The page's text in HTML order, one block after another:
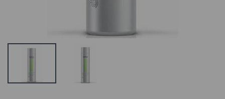
Shampoo Dry
Hair,Šampoon
Kuivadele
VÄLJAS VÕI POLE
ENAM